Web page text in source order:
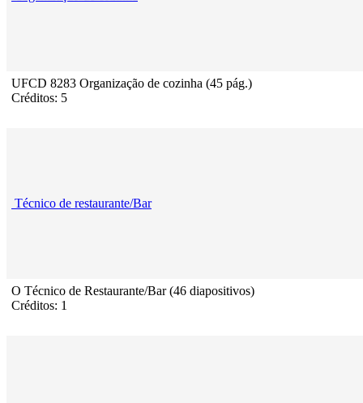
UFCD 8283 Organização de cozinha (45 pág.)
Créditos: 5
Técnico de restaurante/Bar
O Técnico de Restaurante/Bar (46 diapositivos)
Créditos: 1